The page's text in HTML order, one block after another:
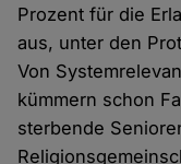
Prozent für die
aus, unter den
Von
kümmern schon
sterbende